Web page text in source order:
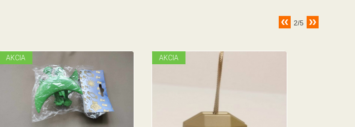
2/5
AKCIA AKCIA